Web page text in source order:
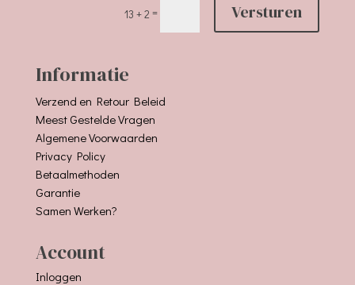
13 + 2 = Versturen
Informatie
Verzend en Retour Beleid
Meest Gestelde Vragen
Algemene Voorwaarden
Privacy Policy
Betaalmethoden
Garantie
Samen Werken?
Account
Inloggen